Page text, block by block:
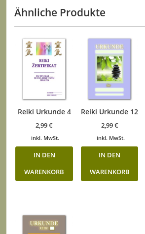
Ähnliche Produkte
Reiki Urkunde 4
2,99€
inkl. MwSt.
IN DEN
WARENKORB
Reiki Urkunde 12
2,99€
inkl. MwSt.
IN DEN
WARENKORB